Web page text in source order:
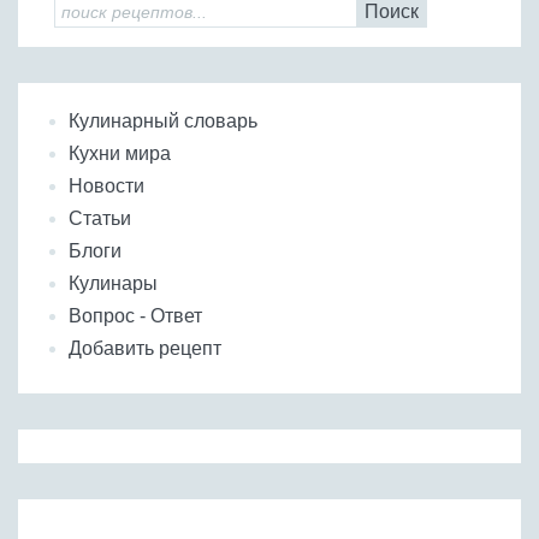
Бобовые
Яйца
Крупы
Поиск
Кулинарный словарь
Кухни мира
Новости
Статьи
Блоги
Кулинары
Вопрос - Ответ
Добавить рецепт